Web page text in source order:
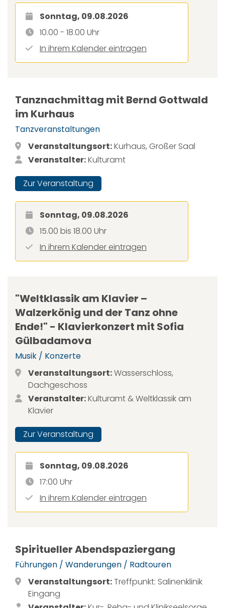
Sonntag, 09.08.2026
10.00 - 18.00 Uhr
In ihrem Kalender eintragen
Tanznachmittag mit Bernd Gottwald
im Kurhaus
Tanzveranstaltungen
Veranstaltungsort:Kurhaus, Großer Saal
Veranstalter:Kulturamt
Zur Veranstaltung
Sonntag, 09.08.2026
15.00 bis 18.00 Uhr
In ihrem Kalender eintragen
"Weltklassik am Klavier –
Walzerkönig und der Tanz ohne
Ende!" - Klavierkonzert mit Sofia
Gülbadamova
Musik / Konzerte
Veranstaltungsort:Wasserschloss,
Dachgeschoss
Veranstalter:Kulturamt & Weltklassik am
Klavier
Zur Veranstaltung
Sonntag, 09.08.2026
17:00 Uhr
In ihrem Kalender eintragen
Spiritueller Abendspaziergang
Führungen / Wanderungen / Radtouren
Veranstaltungsort:Treffpunkt: Salinenklinik
Eingang